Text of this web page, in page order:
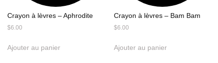
Crayon à lèvres – Aphrodite
$6.00
Ajouter au panier
Crayon à lèvres – Bam Bam
$6.00
Ajouter au panier